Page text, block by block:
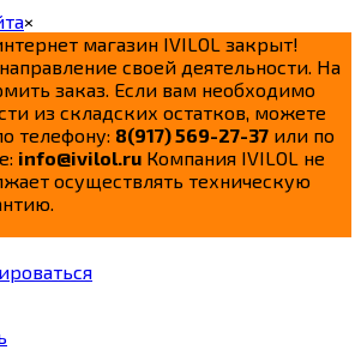
×
магазин IVILOL закрыт!
своей деятельности. На
заказ. Если вам необходимо
из складских остатков, можете
телефону: 8(917) 569-27-37 или по
info@ivilol.ru Компания IVILOL не
осуществлять техническую